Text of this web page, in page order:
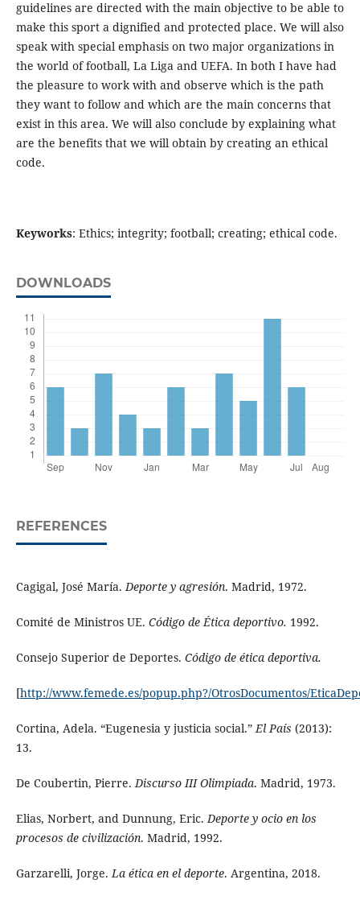
guidelines are directed with the main objective to be able to
make this sport a dignified and protected place. We will also
speak with special emphasis on two major organizations in
the world of football, La Liga and UEFA. In both I have had
the pleasure to work with and observe which is the path
they want to follow and which are the main concerns that
exist in this area. We will also conclude by explaining what
are the benefits that we will obtain by creating an ethical
code.
Keyworks: Ethics; integrity; football; creating; ethical code.
DOWNLOADS
REFERENCES
Cagigal, José María.Deporte y agresión. Madrid, 1972.
Comité de Ministros UE. Código de Ética deportivo. 1992.
Consejo Superior de Deportes. Código de ética deportiva.
[http://www.femede.es/popup.php?/OtrosDocumentos/
Cortina, Adela. “Eugenesia y justicia social.”El País (2013):
13.
De Coubertin, Pierre.Discurso III Olimpiada. Madrid, 1973.
Elias, Norbert, and Dunnung, Eric.Deporte y ocio en los
procesos de civilización. Madrid, 1992.
Garzarelli, Jorge.La ética en el deporte. Argentina, 2018.